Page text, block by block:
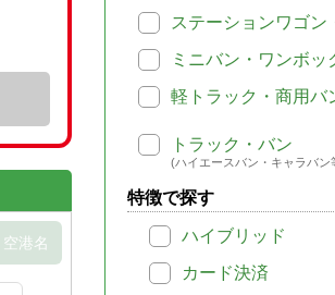
ステーションワゴン
ミニバン・ワンボッ
軽トラック・商用バ
トラック・バン
(ハイエースバン・キャラバン
特徴で探す
ハイブリッド
カード決済
空港名